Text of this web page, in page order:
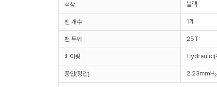
색상 블랙
팬 개수 1개
팬 두께 25T
베어링 Hydraulic(
풍압(정압)